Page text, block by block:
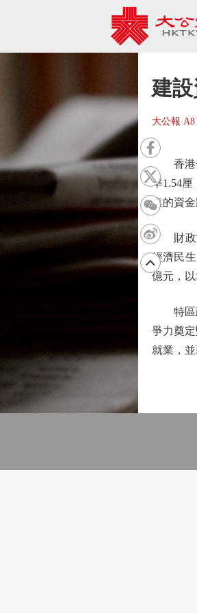
建
大公報
香港金
率1.54厘
集的資
財政司
經濟民
億元，
特區政
爭力奠
就業，